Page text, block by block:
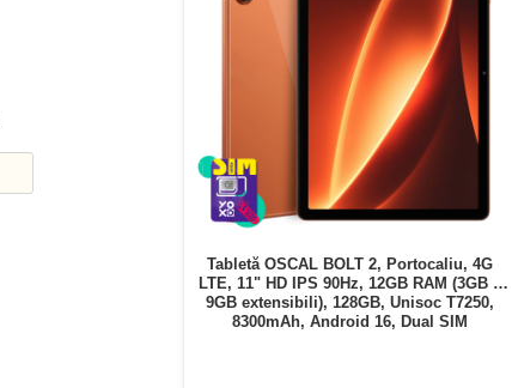
Tabletă OSCAL BOLT 2, Portocaliu, 4G
LTE, 11" HD IPS 90Hz, 12GB RAM (3GB +
9GB extensibili), 128GB, Unisoc T7250,
8300mAh, Android 16, Dual SIM